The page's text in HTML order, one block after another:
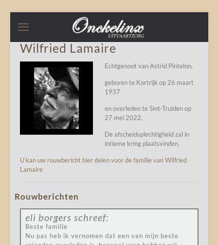
Wilfried Lamaire
Echtgenoot van Astrid Pintelon,
geboren te Kortrijk op 26 maart
1937
en overleden te Sint-Truiden op
27 mei 2022.
De afscheidsplechtigheid zal in
intieme kring plaatsvinden.
U kan uw rouwbericht hier delen voor de familie van Wilfried
Lamaire
Rouwberichten
eli borgers schreef:
Beste familie
Nu pas heb ik vernomen dat een van mijn beste